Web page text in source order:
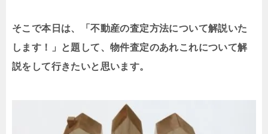
そこで本日は、「不動産の査定方法について解説いた
します！」と題して、物件査定のあれこれについて解
説をして行きたいと思います。